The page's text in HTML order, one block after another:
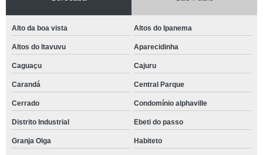
Alto da boa vista Altos do Ipanema
Altos do Itavuvu Aparecidinha
Caguaçu Cajuru
Carandá Central Parque
Cerrado Condomínio alphaville
Distrito Industrial Ebeti do passo
Granja Olga Habiteto